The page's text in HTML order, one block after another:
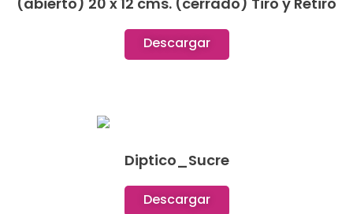
Descargar
Diptico_Sucre
Descargar